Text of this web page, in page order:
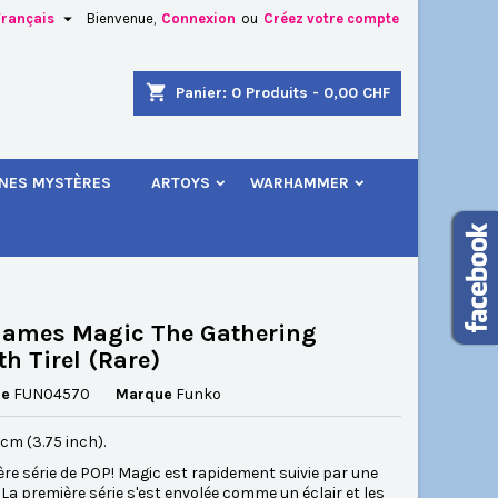
Bienvenue, Connexion ou Créez votre compte

shopping_cart Panier: 0 Produits - 0,00 CHF
MYSTÈRES ARTOYS WARHAMMER
Magic The Gathering
Tirel (Rare)
FUN04570 Marque Funko
cm (3.75 inch).
série de POP! Magic est rapidement suivie par une
première série s'est envolée comme un éclair et les